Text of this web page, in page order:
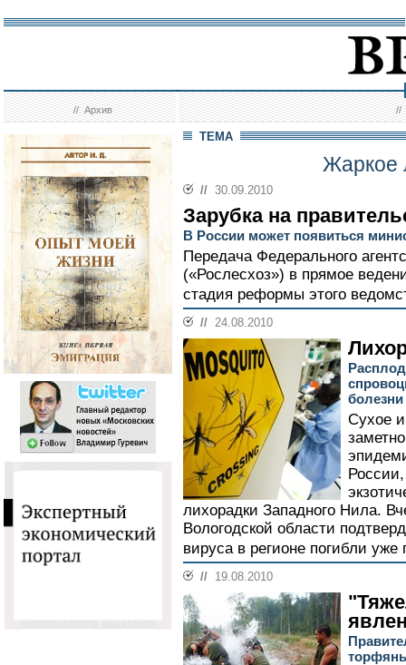
//Архив //
ТЕМА
Жаркое
// 30.09.2010
Зарубка на
В России может появиться
Передача Федерального
(«Рослесхоз») в прямое
стадия реформы этого
// 24.08.2010
болезни
Сухое и
лихорадки Западного Нила.
Вологодской области
вируса в регионе погибли уже
// 19.08.2010